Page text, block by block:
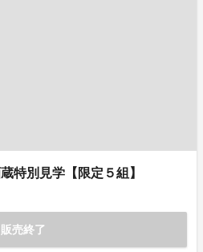
特別見学【限定５組】
販売終了